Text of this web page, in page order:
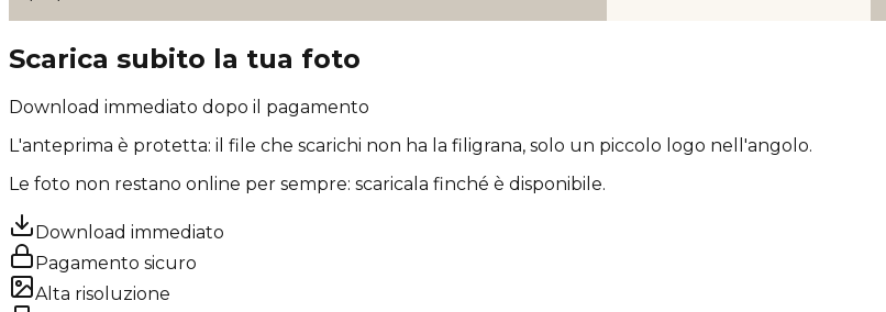
Scarica subito la tua foto
Download immediato dopo il pagamento
L'anteprima è protetta: il file che scarichi non ha la filigrana, solo un piccolo logo nell'angolo.
Le foto non restano online per sempre: scaricala finché è disponibile.
Download immediato
Pagamento sicuro
Alta risoluzione